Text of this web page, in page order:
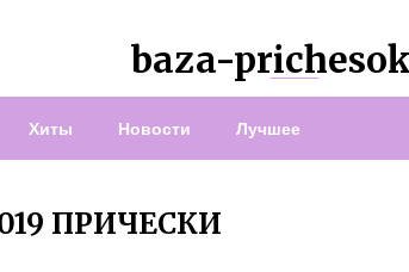
baza-
Хиты Новости Лучшее
ПРИЧЕСКИ